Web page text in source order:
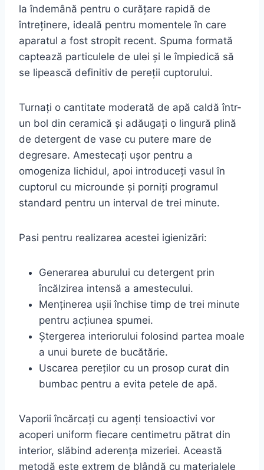
la îndemână pentru o curățare rapidă de
întreținere, ideală pentru momentele în care
aparatul a fost stropit recent. Spuma formată
captează particulele de ulei și le împiedică să
se lipească definitiv de pereții cuptorului.
Turnați o cantitate moderată de apă caldă într-
un bol din ceramică și adăugați o lingură plină
de detergent de vase cu putere mare de
degresare. Amestecați ușor pentru a
omogeniza lichidul, apoi introduceți vasul în
cuptorul cu microunde și porniți programul
standard pentru un interval de trei minute.
Pasi pentru realizarea acestei igienizări:
Generarea aburului cu detergent prin
încălzirea intensă a amestecului.
Menținerea ușii închise timp de trei minute
pentru acțiunea spumei.
Ștergerea interiorului folosind partea moale
a unui burete de bucătărie.
Uscarea pereților cu un prosop curat din
bumbac pentru a evita petele de apă.
Vaporii încărcați cu agenți tensioactivi vor
acoperi uniform fiecare centimetru pătrat din
interior, slăbind aderența mizeriei. Această
metodă este extrem de blândă cu materialele